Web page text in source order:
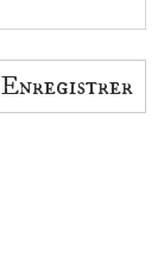
Enregistrer